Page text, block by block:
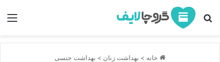
جستجو برای
خانه > بهداشت زنان > بهداشت جنسی